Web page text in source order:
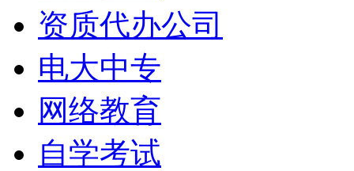
资质代办公司
电大中专
网络教育
自学考试